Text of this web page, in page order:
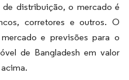
de distribuição, o mercado é
corretores e outros. O
e previsões para o
de Bangladesh em valor